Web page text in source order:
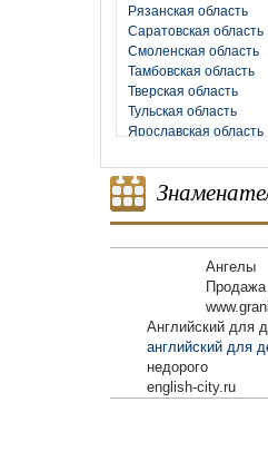
Рязанская область
Саратовская область
Смоленская область
Тамбовская область
Тверская область
Тульская область
Ярославская область
Ангелы
Продажа
Английский для
английский для
недорого
english-city.ru